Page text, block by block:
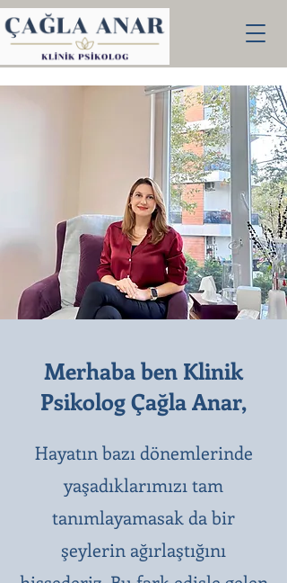
Merhaba ben Klinik
Psikolog Çağla Anar,
Hayatın bazı dönemlerinde
yaşadıklarımızı tam
tanımlayamasak da bir
şeylerin ağırlaştığını